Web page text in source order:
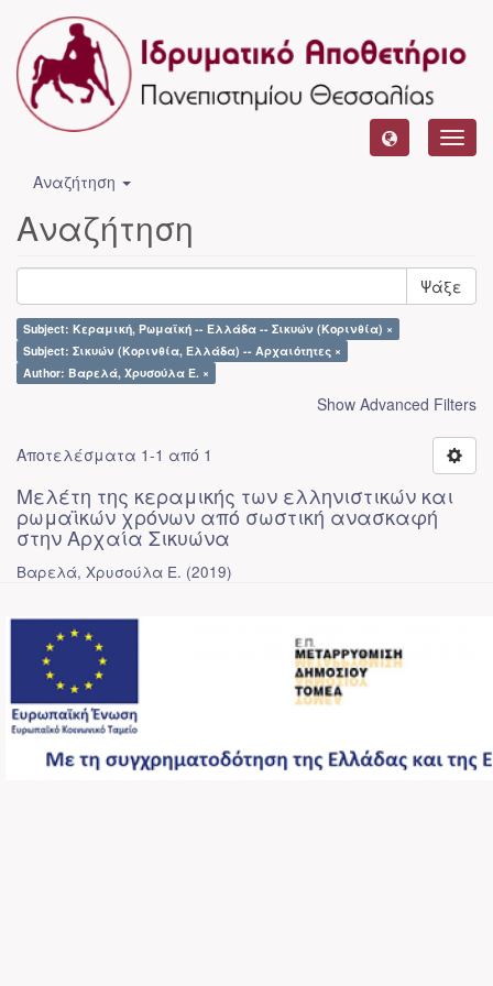
Αναζήτηση
Αναζήτηση
Ψάξε
Subject: Κεραμική, Ρωμαϊκή -- Ελλάδα -- Σικυών (Κορινθία) ×
Subject: Σικυών (Κορινθία, Ελλάδα) -- Αρχαιότητες ×
Author: Βαρελά, Χρυσούλα Ε. ×
Show Advanced Filters
Αποτελέσματα 1-1 από 1
Μελέτη της κεραμικής των ελληνιστικών και
ρωμαϊκών χρόνων από σωστική ανασκαφή
στην Αρχαία Σικυώνα
Βαρελά, Χρυσούλα Ε. (2019)